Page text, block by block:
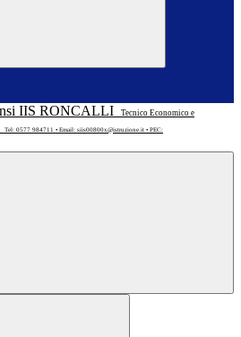
IIS RONCALLI
Tecnico Economico e
Tel: 0577 984711 • Email: siis00800x@istruzione.it • PEC: